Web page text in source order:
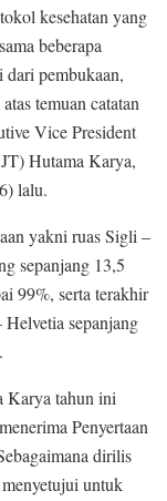
kesehatan yang
beberapa
pembukaan,
temuan catatan
Vice President
Hutama Karya,
lalu.
yakni ruas Sigli –
sepanjang 13,5
99%, serta terakhir
sepanjang
Karya tahun ini
Penyertaan
dirilis
untuk